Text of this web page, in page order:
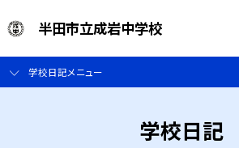
半田市立成岩中学校
学校日記メニュー
学校日記